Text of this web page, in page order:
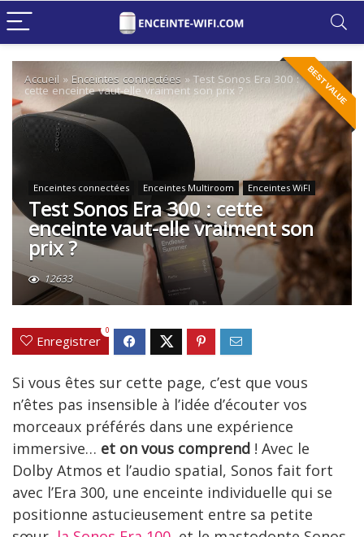
BEST VALUE
Accueil » Enceintes connectées » Test Sonos Era 300 :
cette enceinte vaut-elle vraiment son prix ?
Enceintes connectées Enceintes Multiroom Enceintes WiFI
Test Sonos Era 300 : cette
enceinte vaut-elle vraiment son
prix ?
12633
Enregistrer
0
Si vous êtes sur cette page, c’est que vous
n’êtes pas insensible à l’idée d’écouter vos
morceaux préférés dans une expérience
immersive… et on vous comprend ! Avec le
Dolby Atmos et l’audio spatial, Sonos fait fort
avec l’Era 300, une enceinte individuelle qui se
positionne astucieusement entre sa petite